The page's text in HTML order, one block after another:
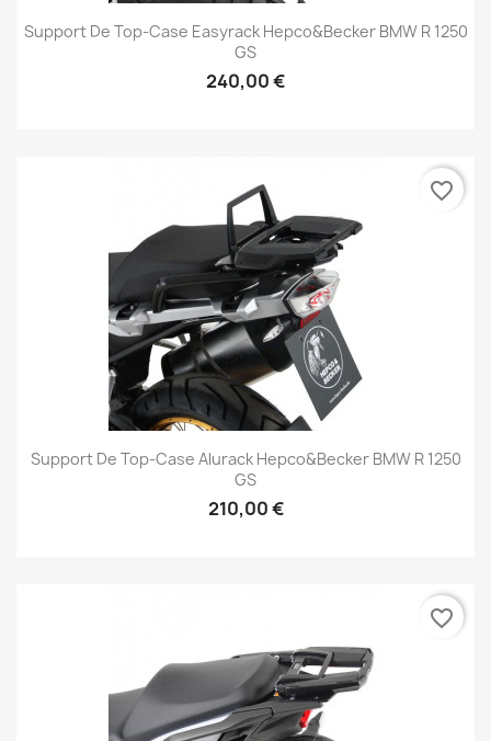
Support De Top-Case Easyrack Hepco&Becker BMW R 1250
GS
240,00 €
Support De Top-Case Alurack Hepco&Becker BMW R 1250
GS
210,00 €
favorite_border
favorite_border